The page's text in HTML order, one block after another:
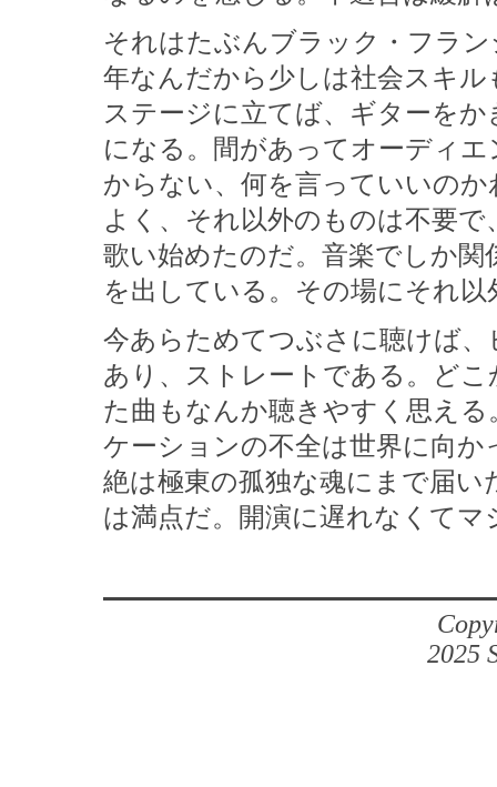
それはたぶんブラック・フラ
年なんだから少しは社会スキ
ステージに立てば、ギターを
になる。間があってオーディ
からない、何を言っていいの
よく、それ以外のものは不要
歌い始めたのだ。音楽でしか
を出している。その場にそれ
今あらためてつぶさに聴けば
あり、ストレートである。ど
た曲もなんか聴きやすく思え
ケーションの不全は世界に向
絶は極東の孤独な魂にまで届
は満点だ。開演に遅れなくてマ
2025